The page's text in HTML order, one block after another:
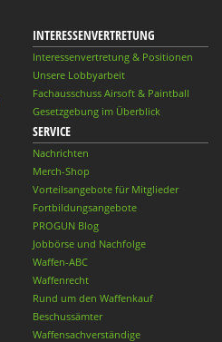
INTERESSENVERTRETUNG
Interessenvertretung & Positionen
Unsere Lobbyarbeit
Fachausschuss Airsoft & Paintball
Gesetzgebung im Überblick
SERVICE
Nachrichten
Merch-Shop
Vorteilsangebote für Mitglieder
Fortbildungsangebote
PROGUN Blog
Jobbörse und Nachfolge
Waffen-ABC
Waffenrecht
Rund um den Waffenkauf
Beschussämter
Waffensachverständige